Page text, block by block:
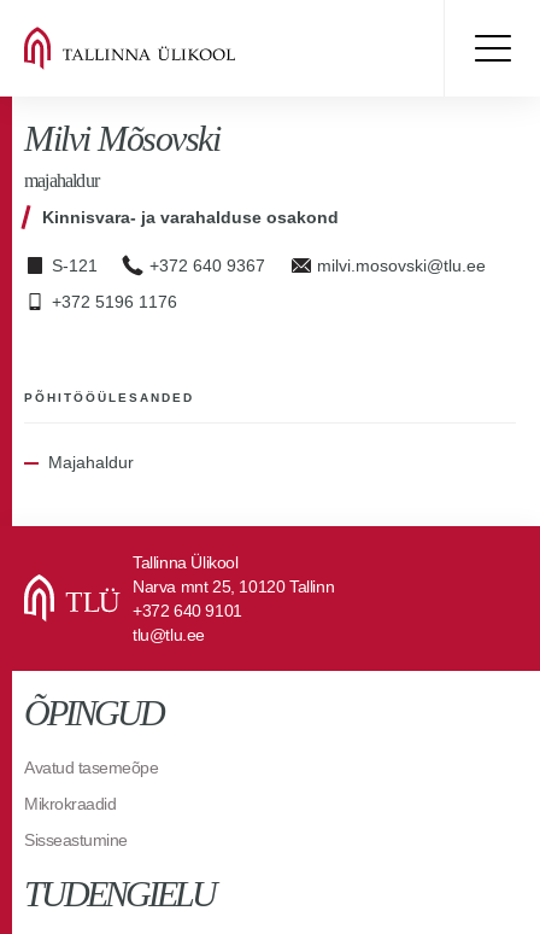
Milvi Mõsovski
majahaldur
Kinnisvara- ja varahalduse osakond
S-121 +372 640 9367
milvi.mosovski@tlu.ee
+372 5196 1176
PÕHITÖÖÜLESANDED
Majahaldur
Tallinna Ülikool
Narva mnt 25, 10120 Tallinn
+372 640 9101
tlu@tlu.ee
ÕPINGUD
Avatud tasemeõpe
Mikrokraadid
Sisseastumine
TUDENGIELU